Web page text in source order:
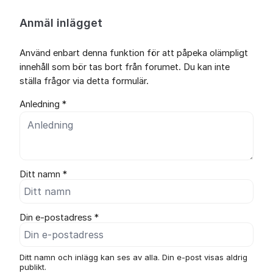
Anmäl inlägget
Använd enbart denna funktion för att påpeka olämpligt
innehåll som bör tas bort från forumet. Du kan inte
ställa frågor via detta formulär.
Anledning *
Ditt namn *
Din e-postadress *
Ditt namn och inlägg kan ses av alla. Din e-post visas aldrig
publikt.